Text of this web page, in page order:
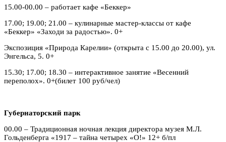
15.00-00.00 – работает кафе «Беккер»
17.00; 19.00; 21.00 – кулинарные мастер-классы от кафе
«Беккер» «Заходи за радостью». 0+
Экспозиция «Природа Карелии» (открыта с 15.00 до 20.00), ул.
Энгельса, 5. 0+
15.30; 17.00; 18.30 – интерактивное занятие «Весенний
переполох». 0+(билет 100 руб/чел)
Губернаторский парк
00.00 – Традиционная ночная лекция директора музея М.Л.
Гольденберга «1917 – тайна четырех «О!» 12+ б/пл